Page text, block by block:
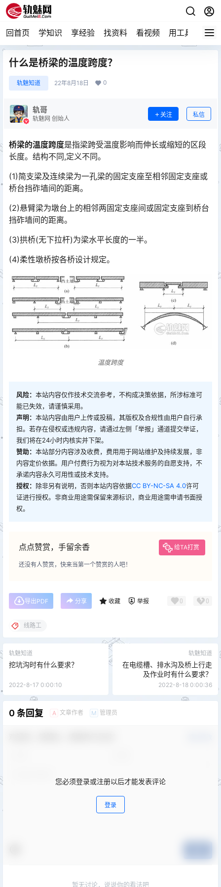
回首页 学知识 享经验 找资料 看视频 用工具 论技
什么是桥梁的温度跨度？
轨魅知道 22年8月18日 0
轨哥
轨魅网 创始人
关注 私信
桥梁的温度跨度是指梁跨受温度影响而伸长或缩短的区段
长度。结构不同,定义不同。
(1)简支梁及连续梁为一孔梁的固定支座至相邻固定支座或
桥台挡砟墙间的距离。
(2)悬臂梁为墩台上的相邻两固定支座间或固定支座到桥台
挡砟墙间的距离。
(3)拱桥(无下拉杆)为梁水平长度的一半。
(4)柔性墩桥按各桥设计规定。
温度跨度
风险： 本站内容仅作技术交流参考，不构成决策依据，所涉标准可
能已失效，请谨慎采用。
声明： 本站内容由用户上传或投稿，其版权及合规性由用户自行承
担。若存在侵权或违规内容，请通过左侧「举报」通道提交举证，
我们将在24小时内核实并下架。
赞助： 本站部分内容涉及收费，费用用于网站维护及持续发展，非
内容定价依据。用户付费行为视为对本站技术服务的自愿支持，不
承诺内容永久可用性或技术支持。
授权： 除非另有说明，否则本站内容依据CC BY-NC-SA 4.0许可
证进行授权。非商业用途需保留来源标识，商业用途需申请书面授
权。
点点赞赏，手留余香 给TA打赏
还没有人赞赏，快来当第一个赞赏的人吧！
导出PDF 分享 收藏 举报 0 0
线路工
轨魅知道
挖坑沟时有什么要求？
2022-8-17 0:00:10
轨魅知道
在电缆槽、排水沟及桥上行走
及作业时有什么要求？
2022-8-18 0:00:36
0 条回复 A 文章作者 M 管理员
您必须登录或注册以后才能发表评论
登录
暂无讨论，说说你的看法吧